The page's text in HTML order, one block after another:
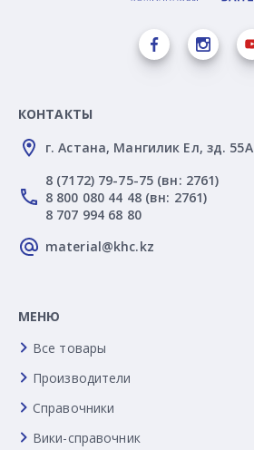
КОНТАКТЫ
г. Астана, Мангилик Ел, зд. 55А
8 (7172) 79-75-75 (вн: 2761)
8 800 080 44 48 (вн: 2761)
8 707 994 68 80
material@khc.kz
МЕНЮ
Все товары
Производители
Справочники
Вики-справочник